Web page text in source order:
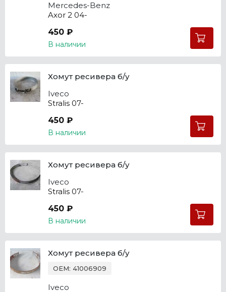
Mercedes-Benz
Axor 2 04-
450 ₽
В наличии
Хомут ресивера б/у
Iveco
Stralis 07-
450 ₽
В наличии
Хомут ресивера б/у
Iveco
Stralis 07-
450 ₽
В наличии
Хомут ресивера б/у
OEM: 41006909
Iveco